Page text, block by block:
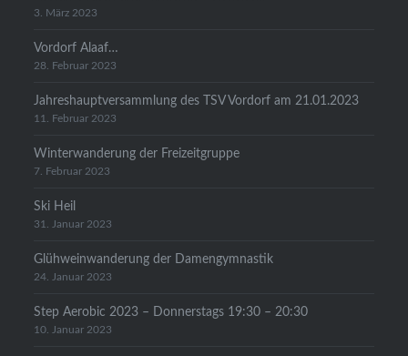
3. März 2023
Vordorf Alaaf…
28. Februar 2023
Jahreshauptversammlung des TSV Vordorf am 21.01.2023
11. Februar 2023
Winterwanderung der Freizeitgruppe
7. Februar 2023
Ski Heil
31. Januar 2023
Glühweinwanderung der Damengymnastik
24. Januar 2023
Step Aerobic 2023 – Donnerstags 19:30 – 20:30
10. Januar 2023